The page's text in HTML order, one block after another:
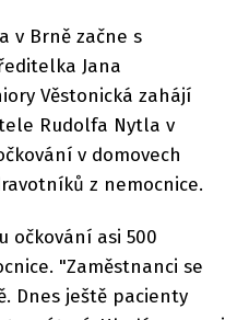
v Brně začne s
Jana
Věstonická zahájí
Rudolfa Nytla v
v domovech
z nemocnice.
očkování asi 500
"Zaměstnanci se
Dnes ještě pacienty